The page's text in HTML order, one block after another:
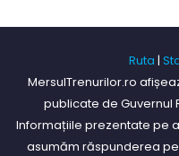
Ruta |
MersulTrenurilor.ro
publicate de Guvernul
Informațiile prezentate pe
asumăm răspunderea